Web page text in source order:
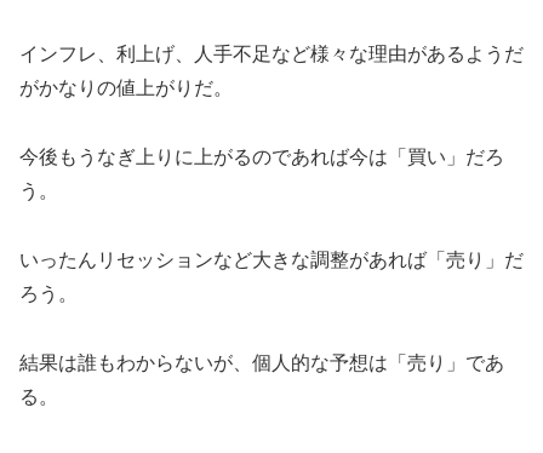
インフレ、利上げ、人手不足など様々な理由があるようだ
がかなりの値上がりだ。
今後もうなぎ上りに上がるのであれば今は「買い」だろ
う。
いったんリセッションなど大きな調整があれば「売り」だ
ろう。
結果は誰もわからないが、個人的な予想は「売り」であ
る。